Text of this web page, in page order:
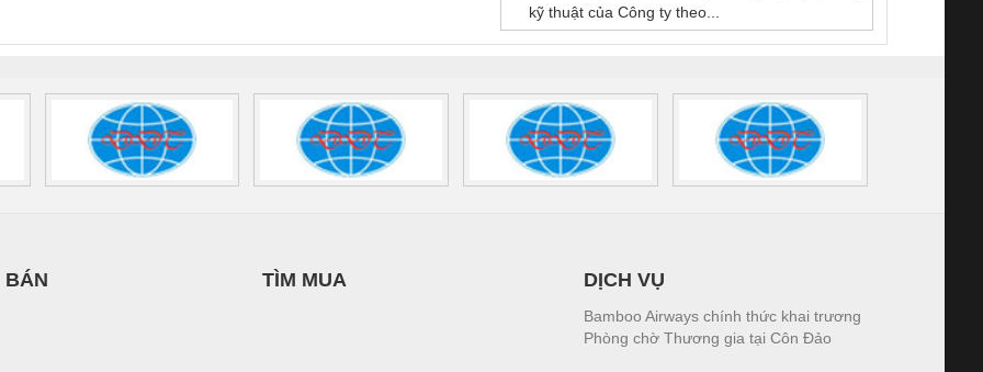
kỹ thuật của Công ty theo...
BÁN TÌM MUA DỊCH VỤ
Bamboo Airways chính thức khai trương
Phòng chờ Thương gia tại Côn Đảo